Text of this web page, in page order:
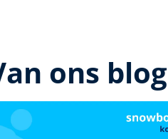
ons blog